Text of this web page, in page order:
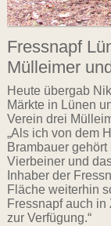
Fressnapf
Mülleimer
Heute übergab
Märkte in Lünen
Verein drei
„Als ich von dem
Brambauer
Vierbeiner und
Inhaber der
Fläche weiterhin
Fressnapf auch in
zur Verfügung.“